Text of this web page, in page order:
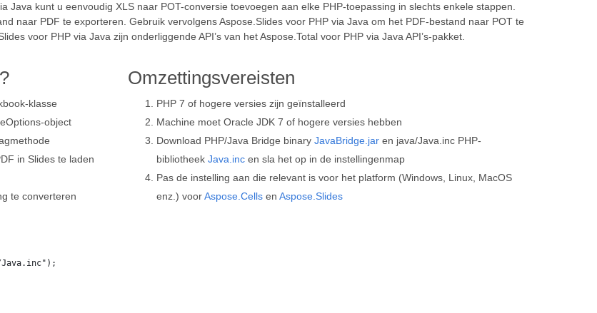
Java kunt u eenvoudig XLS naar POT-conversie toevoegen aan elke PHP-toepassing in slechts enkele stappen.
naar PDF te exporteren. Gebruik vervolgens Aspose.Slides voor PHP via Java om het PDF-bestand naar POT te
voor PHP via Java zijn onderliggende API’s van het Aspose.Total voor PHP via Java API’s-pakket.
klasse
object
in Slides te laden
te converteren
Omzettingsvereisten
PHP 7 of hogere versies zijn geïnstalleerd
Machine moet Oracle JDK 7 of hogere versies hebben
Download PHP/Java Bridge binary JavaBridge.jar en java/Java.inc PHP-
bibliotheek Java.inc en sla het op in de instellingenmap
Pas de instelling aan die relevant is voor het platform (Windows, Linux, MacOS
enz.) voorAspose.Cells en Aspose.Slides
Java.inc");